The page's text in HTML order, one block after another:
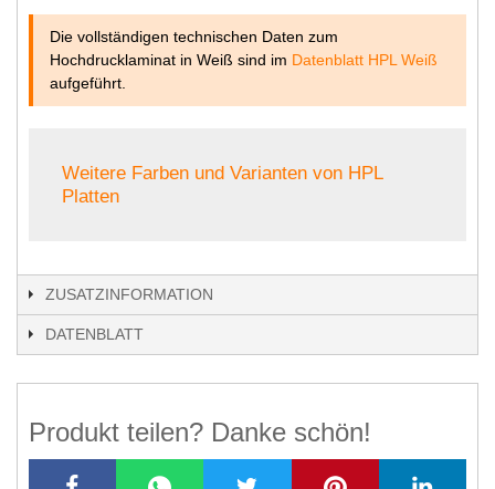
Die vollständigen technischen Daten zum
Hochdrucklaminat in Weiß sind im Datenblatt HPL Weiß
aufgeführt.
Weitere Farben und Varianten von HPL
Platten
ZUSATZINFORMATION
DATENBLATT
Produkt teilen? Danke schön!